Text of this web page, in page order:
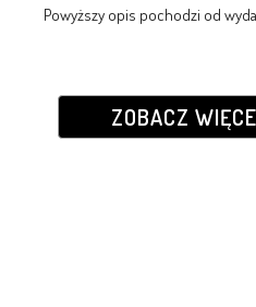
Powyższy opis pochodzi od
ZOBACZ